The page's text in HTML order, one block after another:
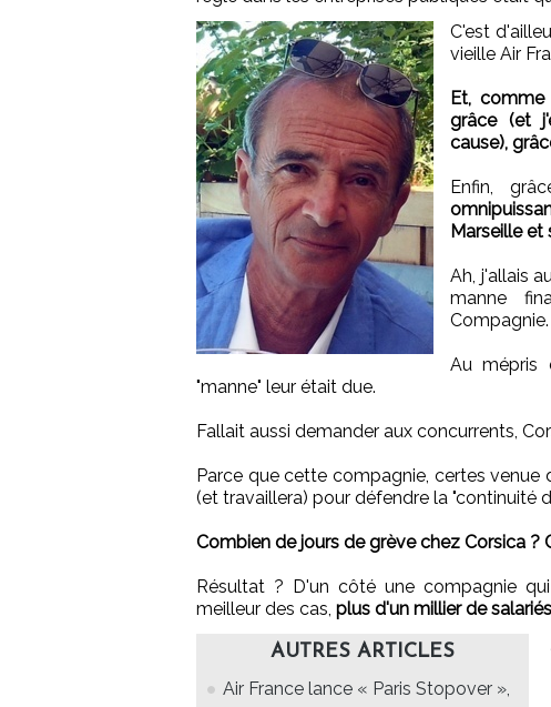
C'est
vieille Air
Et, comme
grâce (et
cause),
Enfin,
Marseille et
Ah, j'allais
manne
Compagnie.
Au mépris
"manne" leur était due.
Fallait aussi demander aux concurrents,
Parce que cette compagnie, certes venue
(et travaillera) pour défendre la "continuité
Combien de jours de grève chez Corsica ?
Résultat ? D'un côté une compagnie
meilleur des cas, plus d'un millier de
AUTRES ARTICLES
Air France lance « Paris Stopover »,